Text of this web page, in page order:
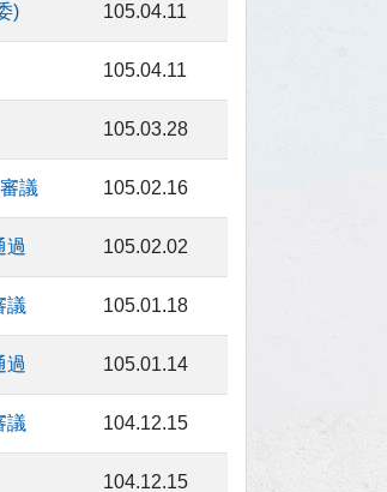
) 105.04.11
105.04.11
105.03.28
議 105.02.16
過 105.02.02
議 105.01.18
過 105.01.14
議 104.12.15
104.12.15